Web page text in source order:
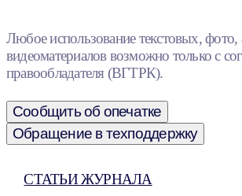
Любое использование текстовых, фото,
видеоматериалов возможно только с
правообладателя (ВГТРК).
Сообщить об опечатке
Обращение в техподдержку
СТАТЬИ ЖУРНАЛА